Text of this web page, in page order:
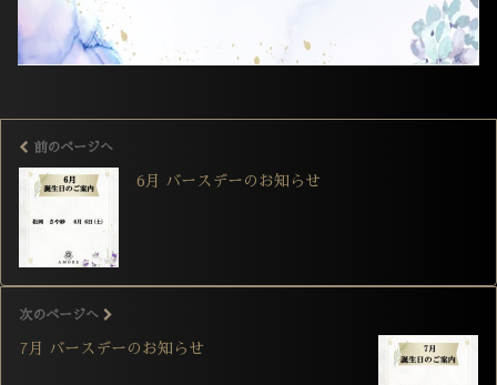
前のページへ
6月 バースデーのお知らせ
次のページへ
7月 バースデーのお知らせ